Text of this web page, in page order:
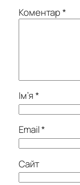
Коментар*
Ім’я*
Email*
Сайт